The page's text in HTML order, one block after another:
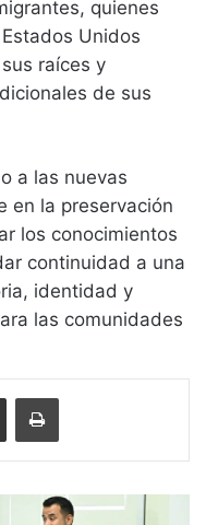
quienes
Unidos
raíces y
de sus
a las nuevas
en la preservación
los conocimientos
continuidad a una
identidad y
las comunidades
Compartir vía email Imprimir